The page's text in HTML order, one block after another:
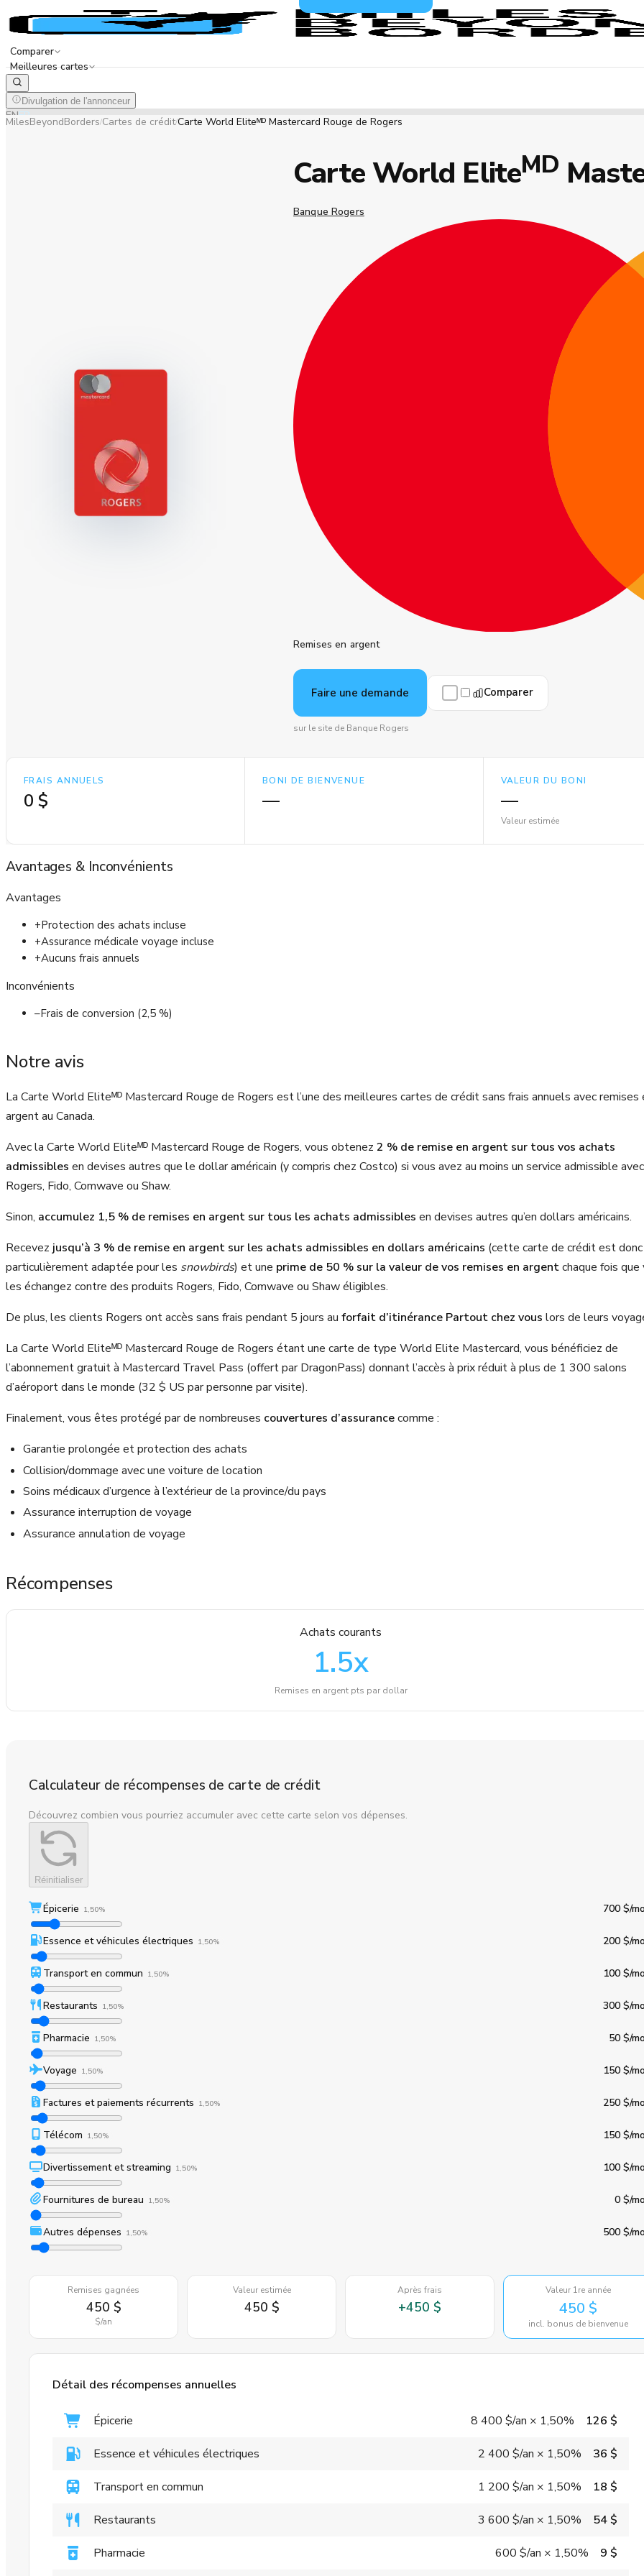
Comparer
Meilleures cartes
Divulgation de l'annonceur
ENFR
MilesBeyondBorders/Cartes de crédit/Carte World Eliteᴹᴰ Mastercard Rouge de Rogers
Carte World EliteMD
Banque Rogers
Remises en argent
Faire une demande Comparer
sur le site de Banque Rogers
FRAIS ANNUELS
0 $
BONI DE BIENVENUE
—
VALEUR DU BONI
—
Valeur estimée
Avantages & Inconvénients
Avantages
+Protection des achats incluse
+Assurance médicale voyage incluse
+Aucuns frais annuels
Inconvénients
–Frais de conversion (2,5 %)
Notre avis
La Carte World Eliteᴹᴰ Mastercard Rouge de Rogers est l’une des meilleures cartes de crédit sans frais annuels avec remises
argent au Canada.
Avec la Carte World Eliteᴹᴰ Mastercard Rouge de Rogers, vous obtenez 2 % de remise en argent sur tous vos achats
admissibles en devises autres que le dollar américain (y compris chez Costco) si vous avez au moins un service admissible avec
Rogers, Fido, Comwave ou Shaw.
Sinon, accumulez 1,5 % de remises en argent sur tous les achats admissibles en devises autres qu’en dollars américains.
Recevez jusqu’à 3 % de remise en argent sur les achats admissibles en dollars américains (cette carte de crédit est donc
particulièrement adaptée pour les snowbirds) et une prime de 50 % sur la valeur de vos remises en argentchaque fois que
les échangez contre des produits Rogers, Fido, Comwave ou Shaw éligibles.
De plus, les clients Rogers ont accès sans frais pendant 5 jours au forfait d’itinérance Partout chez vous lors de leurs
La Carte World Eliteᴹᴰ Mastercard Rouge de Rogers étant une carte de type World Elite Mastercard, vous bénéficiez de
l’abonnement gratuit à Mastercard Travel Pass (offert par DragonPass) donnant l’accès à prix réduit à plus de 1 300 salons
d’aéroport dans le monde (32 $ US par personne par visite).
Finalement, vous êtes protégé par de nombreuses couvertures d’assurancecomme :
Garantie prolongée et protection des achats
Collision/dommage avec une voiture de location
Soins médicaux d’urgence à l’extérieur de la province/du pays
Assurance interruption de voyage
Assurance annulation de voyage
Récompenses
Achats courants
1.5x
Remises en argent pts par dollar
Calculateur de récompenses de carte de crédit
Découvrez combien vous pourriez accumuler avec cette carte selon vos dépenses.
Réinitialiser
Épicerie 1,50% 700 $/
Essence et véhicules électriques 1,50% 200 $/
Transport en commun 1,50% 100 $/
Restaurants 1,50% 300 $/
Pharmacie 1,50% 50 $/
Voyage 1,50% 150 $/
Factures et paiements récurrents 1,50% 250 $/
Télécom 1,50% 150 $/
Divertissement et streaming 1,50% 100 $/
Fournitures de bureau 1,50% 0 $/
Autres dépenses 1,50% 500 $/
Remises gagnées
450 $
$/an
Valeur estimée
450 $
Après frais
+450 $
Valeur 1re année
450 $
incl. bonus de bienvenue
Détail des récompenses annuelles
Épicerie 8 400 $/an × 1,50% 126 $
Essence et véhicules électriques 2 400 $/an × 1,50% 36 $
Transport en commun 1 200 $/an × 1,50% 18 $
Restaurants 3 600 $/an × 1,50% 54 $
Pharmacie 600 $/an × 1,50% 9 $